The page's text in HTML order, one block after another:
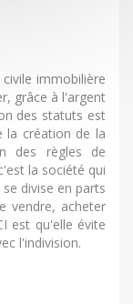
immobilière
grâce à l'argent
des statuts est
la création de la
des règles de
la société qui
divise en parts
vendre, acheter
est qu'elle évite
l'indivision.